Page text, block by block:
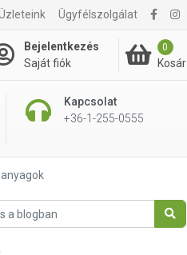
Ügyfélszolgálat
Bejelentkezés
Saját fiók
0
Kosár
Kapcsolat
+36-1-255-0555